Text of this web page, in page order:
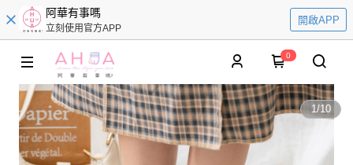
阿華有事嗎
立刻使用官方APP
開啟APP
0
1/10